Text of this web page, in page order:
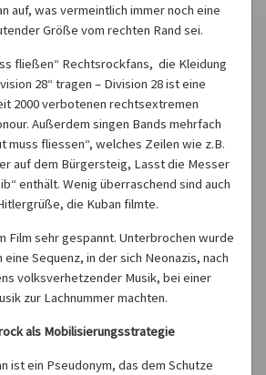
auf, was vermeintlich immer noch eine
Größe vom rechten Rand sei.
fließen“ Rechtsrockfans, die Kleidung
28“ tragen – Division 28 ist eine
2000 verbotenen rechtsextremen
Außerdem singen Bands mehrfach
muss fliessen“, welches Zeilen wie z.B.
auf dem Bürgersteig, Lasst die Messer
enthält. Wenig überraschend sind auch
die Kuban filmte.
Film sehr gespannt. Unterbrochen wurde
Sequenz, in der sich Neonazis, nach
volksverhetzender Musik, bei einer
zur Lachnummer machten.
als Mobilisierungsstrategie
ist ein Pseudonym, das dem Schutze